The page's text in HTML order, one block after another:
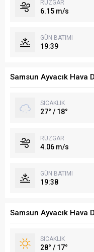
RÜZGAR
6.15 m/s
GÜN BATIMI
19:39
Samsun Ayvacık Hava
SICAKLIK
27° / 18°
RÜZGAR
4.06 m/s
GÜN BATIMI
19:38
Samsun Ayvacık Hava
SICAKLIK
28° / 17°